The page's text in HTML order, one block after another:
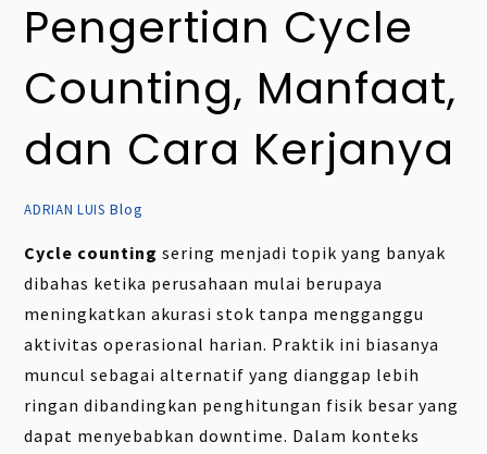
Pengertian Cycle
Counting, Manfaat,
dan Cara Kerjanya
ADRIAN LUIS Blog
Cycle counting sering menjadi topik yang banyak
dibahas ketika perusahaan mulai berupaya
meningkatkan akurasi stok tanpa mengganggu
aktivitas operasional harian. Praktik ini biasanya
muncul sebagai alternatif yang dianggap lebih
ringan dibandingkan penghitungan fisik besar yang
dapat menyebabkan downtime. Dalam konteks